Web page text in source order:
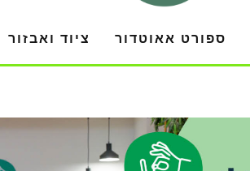
ספורט אאוטדור ציוד ואבזור